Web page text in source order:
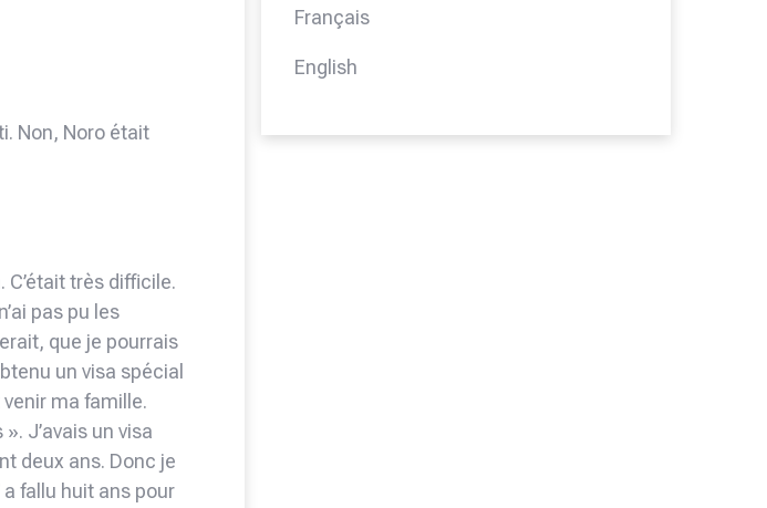
Non, Noro était
très difficile.
pas pu les
que je pourrais
un visa spécial
venir ma famille.
J’avais un visa
deux ans. Donc je
a fallu huit ans pour
Français
English